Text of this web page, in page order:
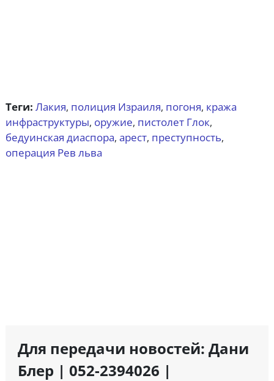
Теги: Лакия, полиция Израиля, погоня, кража
инфраструктуры, оружие, пистолет Глок,
бедуинская диаспора, арест, преступность,
операция Рев льва
Для передачи новостей: Дани
Блер | 052-2394026 |